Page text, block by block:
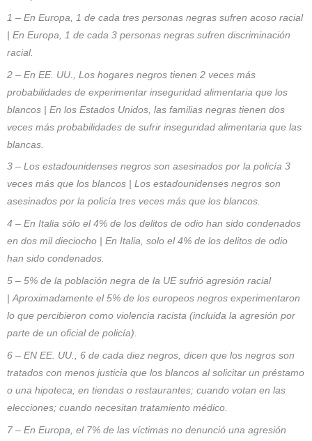
1 – En Europa, 1 de cada tres personas negras sufren acoso racial
| En Europa, 1 de cada 3 personas negras sufren discriminación
racial.
2 – En EE. UU., Los hogares negros tienen 2 veces más
probabilidades de experimentar inseguridad alimentaria que los
blancos | En los Estados Unidos, las familias negras tienen dos
veces más probabilidades de sufrir inseguridad alimentaria que las
blancas.
3 – Los estadounidenses negros son asesinados por la policía 3
veces más que los blancos | Los estadounidenses negros son
asesinados por la policía tres veces más que los blancos.
4 – En Italia sólo el 4% de los delitos de odio han sido condenados
en dos mil dieciocho | En Italia, solo el 4% de los delitos de odio
han sido condenados.
5 – 5% de la población negra de la UE sufrió agresión racial
| Aproximadamente el 5% de los europeos negros experimentaron
lo que percibieron como violencia racista (incluida la agresión por
parte de un oficial de policía).
6 – EN EE. UU., 6 de cada diez negros, dicen que los negros son
tratados con menos justicia que los blancos al solicitar un préstamo
o una hipoteca; en tiendas o restaurantes; cuando votan en las
elecciones; cuando necesitan tratamiento médico.
7 – En Europa, el 7% de las víctimas no denunció una agresión